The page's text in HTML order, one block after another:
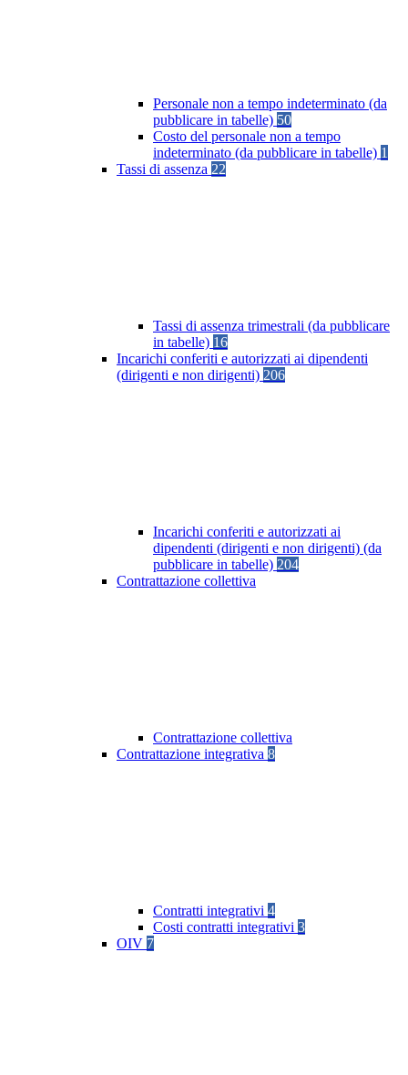
Personale non a tempo indeterminato (da
pubblicare in tabelle) 50
Costo del personale non a tempo
indeterminato (da pubblicare in tabelle) 1
Tassi di assenza 22
Tassi di assenza trimestrali (da pubblicare
in tabelle) 16
Incarichi conferiti e autorizzati ai dipendenti
(dirigenti e non dirigenti) 206
Incarichi conferiti e autorizzati ai
dipendenti (dirigenti e non dirigenti) (da
pubblicare in tabelle) 204
Contrattazione collettiva
Contrattazione collettiva
Contrattazione integrativa 8
Contratti integrativi 4
Costi contratti integrativi 3
OIV 7